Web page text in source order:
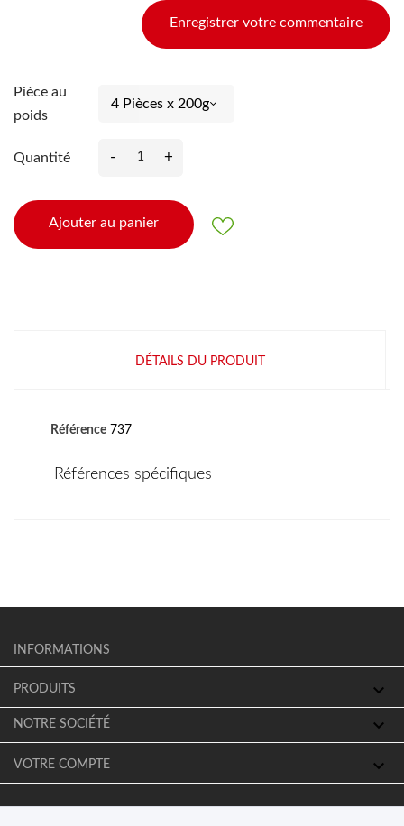
Enregistrer votre commentaire
Pièce au
poids
Quantité - +
Ajouter au panier
DÉTAILS DU PRODUIT
Référence 737
Références spécifiques
INFORMATIONS
PRODUITS 
NOTRE SOCIÉTÉ 
VOTRE COMPTE 